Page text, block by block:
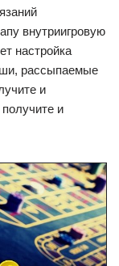
внутриигровую
настройка
рассыпаемые
и
и